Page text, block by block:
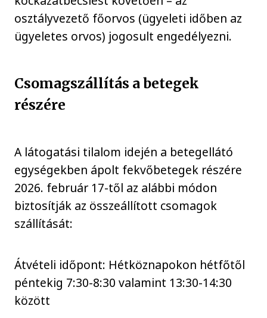
osztályvezető főorvos (ügyeleti időben az
ügyeletes orvos) jogosult engedélyezni.
Csomagszállítás a betegek
részére
A látogatási tilalom idején a betegellátó
egységekben ápolt fekvőbetegek részére
2026. február 17-től az alábbi módon
biztosítják az összeállított csomagok
szállítását:
Átvételi időpont: Hétköznapokon hétfőtől
péntekig 7:30-8:30 valamint 13:30-14:30
között